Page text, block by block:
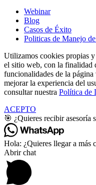
Webinar
Blog
Casos de Éxito
Politicas de Manejo
Utilizamos cookies propias
el sitio web, con la finalidad
funcionalidades de la
mejorar la experiencia del
consultar nuestra Política de
ACEPTO
🎯 ¿Quieres recibir asesoría
Hola: ¿Quieres llegar a más
Abrir chat